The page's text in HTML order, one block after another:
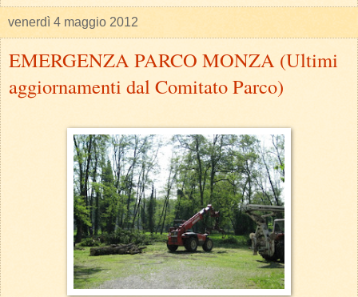
venerdì 4 maggio 2012
EMERGENZA PARCO MONZA (Ultimi
aggiornamenti dal Comitato Parco)